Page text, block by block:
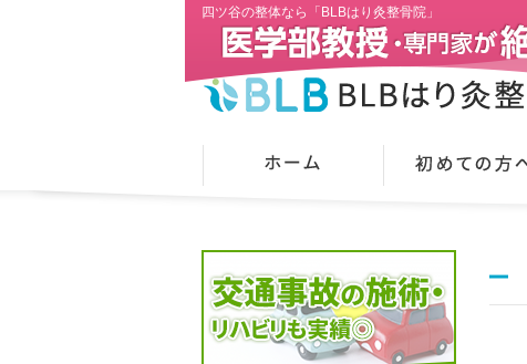
四ツ谷の整体なら「BLBはり灸整骨院」